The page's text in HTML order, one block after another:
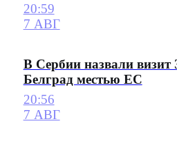
20:59
7 АВГ
В Сербии назвали визит
Белград местью ЕС
20:56
7 АВГ